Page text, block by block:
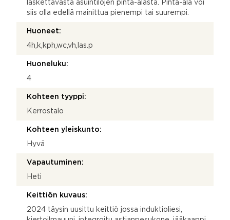
laskettavasta asuintilojen pinta-alasta. Pinta-ala voi
siis olla edellä mainittua pienempi tai suurempi.
Huoneet:
4h,k,kph,wc,vh,las.p
Huoneluku:
4
Kohteen tyyppi:
Kerrostalo
Kohteen yleiskunto:
Hyvä
Vapautuminen:
Heti
Keittiön kuvaus:
2024 täysin uusittu keittiö jossa induktioliesi,